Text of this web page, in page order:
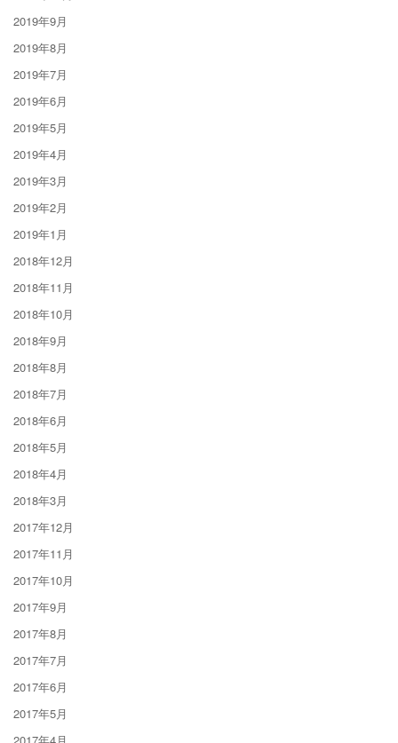
2019年9月
2019年8月
2019年7月
2019年6月
2019年5月
2019年4月
2019年3月
2019年2月
2019年1月
2018年12月
2018年11月
2018年10月
2018年9月
2018年8月
2018年7月
2018年6月
2018年5月
2018年4月
2018年3月
2017年12月
2017年11月
2017年10月
2017年9月
2017年8月
2017年7月
2017年6月
2017年5月
2017年4月